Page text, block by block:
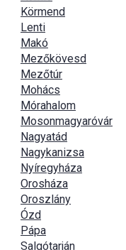
Körmend
Lenti
Makó
Mezőkövesd
Mezőtúr
Mohács
Mórahalom
Mosonmagyaróvár
Nagyatád
Nagykanizsa
Nyíregyháza
Orosháza
Oroszlány
Ózd
Pápa
Salgótarján